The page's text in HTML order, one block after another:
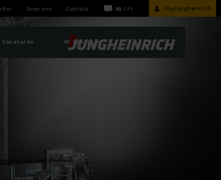
Over ons Contact Nl / Fr myJungheinrich
Vacatures Webshop